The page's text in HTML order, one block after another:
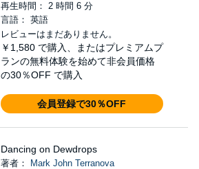
再生時間： 2 時間 6 分
言語： 英語
レビューはまだありません。
￥1,580 で購入、またはプレミアムプ
ランの無料体験を始めて非会員価格
の30％OFF で購入
会員登録で30％OFF
Dancing on Dewdrops
著者：
Mark John Terranova